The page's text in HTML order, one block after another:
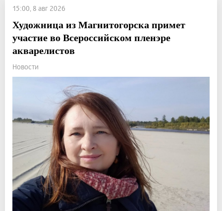
15:00, 8 авг 2026
Художница из Магнитогорска примет
участие во Всероссийском пленэре
акварелистов
Новости